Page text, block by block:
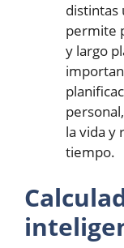
distintas
permite
y largo
la vida y
tiempo.